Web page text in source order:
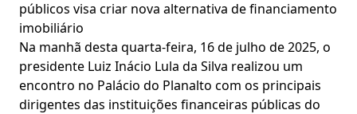
públicos visa criar nova alternativa de financiamento
imobiliário
Na manhã desta quarta-feira, 16 de julho de 2025, o
presidente Luiz Inácio Lula da Silva realizou um
encontro no Palácio do Planalto com os principais
dirigentes das instituições financeiras públicas do